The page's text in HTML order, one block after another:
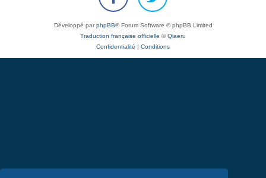
Développé parphpBB® Forum Software © phpBB Limited
Traduction française officielle ©Qiaeru
Confidentialité
Conditions